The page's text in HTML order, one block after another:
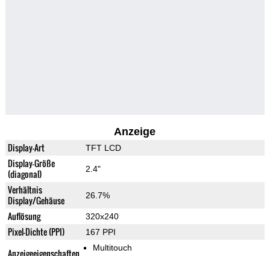
Anzeige
Display-Art TFT LCD
Display-Größe
(diagonal)
2.4"
Verhältnis
Display/Gehäuse
26.7%
Auflösung 320x240
Pixel-Dichte (PPI) 167 PPI
Anzeigeeigenschaften Multitouch